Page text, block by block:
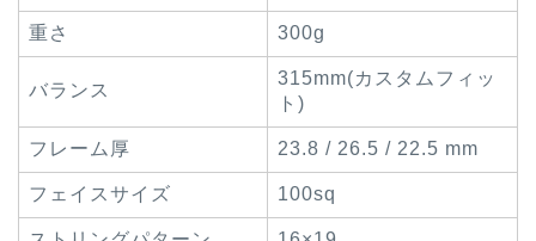
重さ 300g
バランス
315mm(カスタムフィッ
ト)
フレーム厚 23.8 / 26.5 / 22.5 mm
フェイスサイズ 100sq